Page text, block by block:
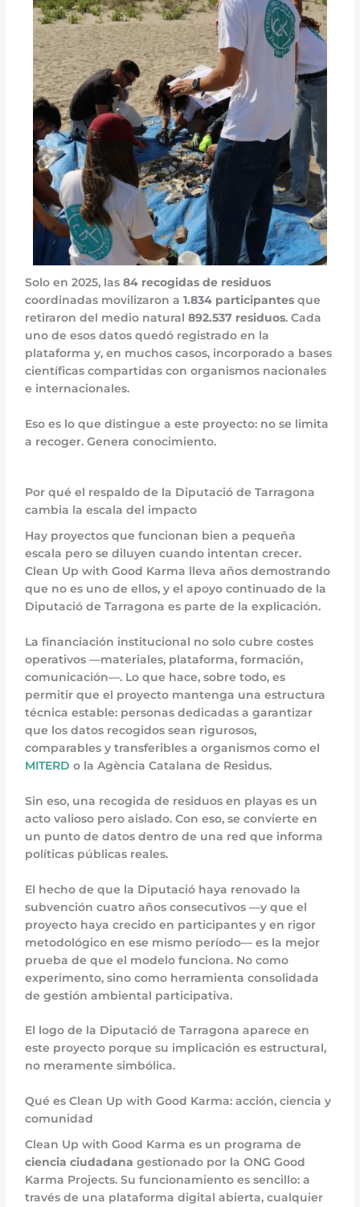
Solo en 2025, las84 recogidas de residuos
coordinadas movilizaron a1.834 participantes que
retiraron del medio natural892.537 residuos. Cada
uno de esos datos quedó registrado en la
plataforma y, en muchos casos, incorporado a bases
científicas compartidas con organismos nacionales
e internacionales.
Eso es lo que distingue a este proyecto: no se limita
a recoger. Genera conocimiento.
Por qué el respaldo de la Diputació de Tarragona
cambia la escala del impacto
Hay proyectos que funcionan bien a pequeña
escala pero se diluyen cuando intentan crecer.
Clean Up with Good Karma lleva años demostrando
que no es uno de ellos, y el apoyo continuado de la
Diputació de Tarragona es parte de la explicación.
La financiación institucional no solo cubre costes
operativos —materiales, plataforma, formación,
comunicación—. Lo que hace, sobre todo, es
permitir que el proyecto mantenga una estructura
técnica estable: personas dedicadas a garantizar
que los datos recogidos sean rigurosos,
comparables y transferibles a organismos como el
MITERD o la Agència Catalana de Residus.
Sin eso, una recogida de residuos en playas es un
acto valioso pero aislado. Con eso, se convierte en
un punto de datos dentro de una red que informa
políticas públicas reales.
El hecho de que la Diputació haya renovado la
subvención cuatro años consecutivos —y que el
proyecto haya crecido en participantes y en rigor
metodológico en ese mismo período— es la mejor
prueba de que el modelo funciona. No como
experimento, sino como herramienta consolidada
de gestión ambiental participativa.
El logo de la Diputació de Tarragona aparece en
este proyecto porque su implicación es estructural,
no meramente simbólica.
Qué es Clean Up with Good Karma: acción, ciencia y
comunidad
Clean Up with Good Karma es un programa de
ciencia ciudadana gestionado por la ONG Good
Karma Projects. Su funcionamiento es sencillo: a
través de una plataforma digital abierta, cualquier